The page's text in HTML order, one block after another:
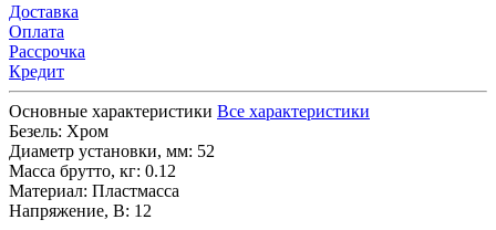
Доставка
Оплата
Рассрочка
Кредит
Основные характеристики Все характеристики
Безель: Хром
Диаметр установки, мм: 52
Масса брутто, кг: 0.12
Материал: Пластмасса
Напряжение, В: 12